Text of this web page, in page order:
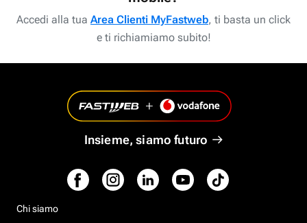
Accedi alla tua Area Clienti MyFastweb, ti basta un click
e ti richiamiamo subito!
Insieme, siamo futuro
Chi siamo